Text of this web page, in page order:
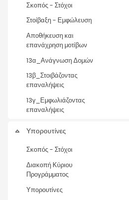
Σκοπός - Στόχοι
Στοίβαξη - Εμφώλευση
Αποθήκευση και
επανάχρηση μοτίβων
13α_Ανάγνωση Δομών
13β_Στοιβάζοντας
επαναλήψεις
13γ_Εμφωλιάζοντας
επαναλήψεις
Collapse
Υπορουτίνες
Σκοπός - Στόχοι
Διακοπή Κύριου
Προγράμματος
Υπορουτίνες